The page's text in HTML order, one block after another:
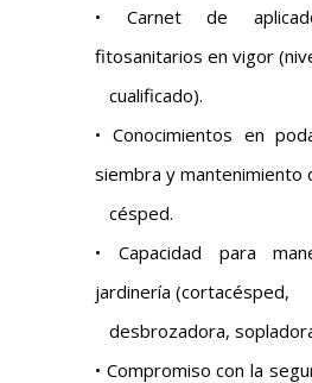
• Carnet de
fitosanitarios en vigor
cualificado).
• Conocimientos en
siembra y mantenimiento
césped.
• Capacidad para
jardinería (cortacésped,
desbrozadora,
• Compromiso con la